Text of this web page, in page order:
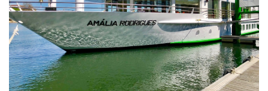
Balkonkabine
2-Bett Mitteldeck, franz. Balkon-[E]